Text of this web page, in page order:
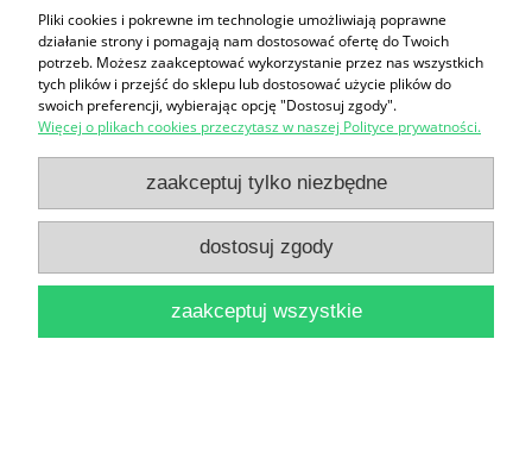
Franziska von Strotha, ilustr. Ralf Butschkow [Seria
Mądra Mysz]
12,99 zł
do koszyka
Pliki cookies i pokrewne im technologie umożliwiają poprawne
działanie strony i pomagają nam dostosować ofertę do Twoich
potrzeb. Możesz zaakceptować wykorzystanie przez nas wszystkich
tych plików i przejść do sklepu lub dostosować użycie plików do
swoich preferencji, wybierając opcję "Dostosuj zgody".
Więcej o plikach cookies przeczytasz w naszej Polityce prywatności.
zaakceptuj tylko niezbędne
dostosuj zgody
zaakceptuj wszystkie